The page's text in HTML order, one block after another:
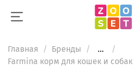
Главная Бренды
...
Farmina корм для кошек и собак